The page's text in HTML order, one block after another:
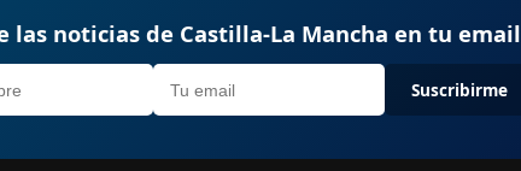
las noticias de Castilla-La Mancha en tu email
Suscribirme